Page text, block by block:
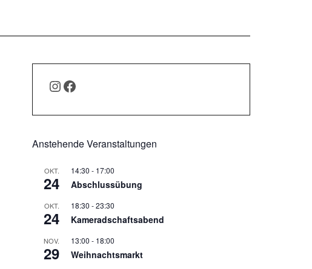
INSTAGRAM
FACEBOOK
Anstehende Veranstaltungen
OKT.
24
14:30 - 17:00
Abschlussübung
OKT.
24
18:30 -23:30
Kameradschaftsabend
NOV.
29
13:00 - 18:00
Weihnachtsmarkt